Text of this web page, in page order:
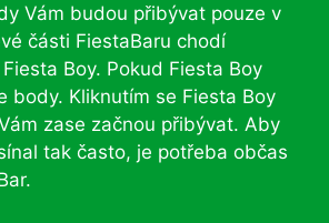
Vám budou přibývat pouze v
části FiestaBaru chodí
Boy. Pokud Fiesta Boy
body. Kliknutím se Fiesta Boy
zase začnou přibývat. Aby
tak často, je potřeba občas